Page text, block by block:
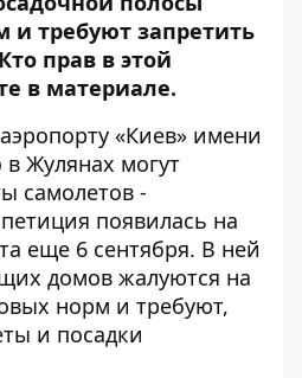
требуют запретить
прав в этой
в материале.
«Киев» имени
Жулянах могут
самолетов -
появилась на
еще 6 сентября. В ней
домов жалуются на
норм и требуют,
и посадки